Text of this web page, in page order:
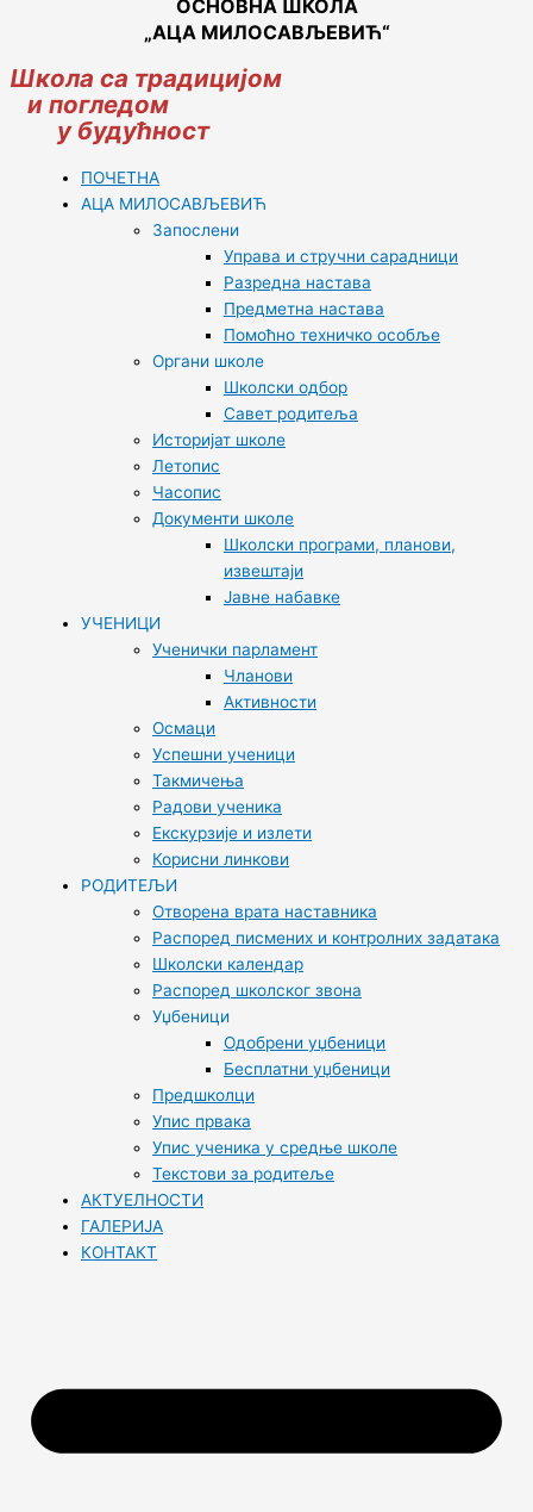
ОСНОВНА ШКОЛА
„АЦА МИЛОСАВЉЕВИЋ“
Школа са традицијом
и погледом
у будућност
ПОЧЕТНА
АЦА МИЛОСАВЉЕВИЋ
Запослени
Управа и стручни сарадници
Разредна настава
Предметна настава
Помоћно техничко особље
Органи школе
Школски одбор
Савет родитеља
Историјат школе
Летопис
Часопис
Документи школе
Школски програми, планови,
извештаји
Јавне набавке
УЧЕНИЦИ
Ученички парламент
Чланови
Активности
Осмаци
Успешни ученици
Такмичења
Радови ученика
Екскурзије и излети
Корисни линкови
РОДИТЕЉИ
Отворена врата наставника
Распоред писмених и контролних задатака
Школски календар
Распоред школског звона
Уџбеници
Одобрени уџбеници
Бесплатни уџбеници
Предшколци
Упис првака
Упис ученика у средње школе
Текстови за родитеље
АКТУЕЛНОСТИ
ГАЛЕРИЈА
КОНТАКТ